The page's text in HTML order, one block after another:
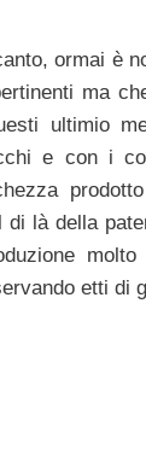
ormai è
ma
ultimio
e con i
di là della
etti di